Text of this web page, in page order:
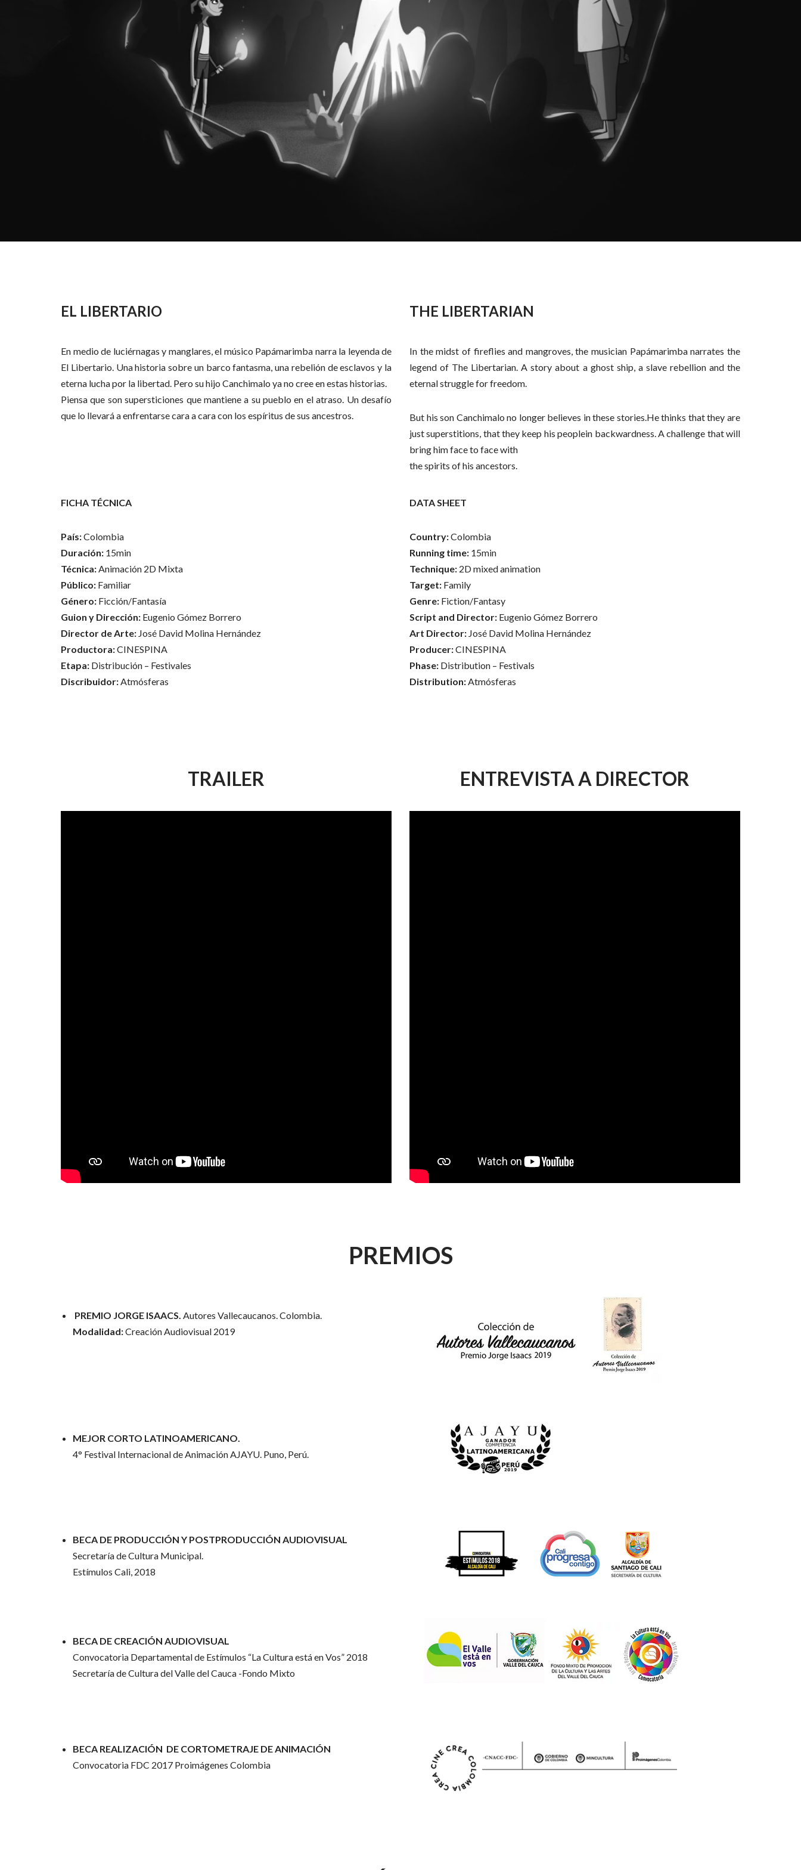
EL LIBERTARIO
En medio de luciérnagas y manglares, el músico Papámarimba narra la leyenda de
El Libertario. Una historia sobre un barco fantasma, una rebelión de esclavos y la
eterna lucha por la libertad. Pero su hijo Canchimalo ya no cree en estas historias.
Piensa que son supersticiones que mantiene a su pueblo en el atraso. Un desafío
que lo llevará a enfrentarse cara a cara con los espíritus de sus ancestros.
THE LIBERTARIAN
In the midst of fireflies and mangroves, the musician Papámarimba narrates the
legend of The Libertarian. A story about a ghost ship, a slave rebellion and the
eternal struggle for freedom.
But his son Canchimalo no longer believes in these stories.He thinks that they are
just superstitions, that they keep his peoplein backwardness. A challenge that will
bring him face to face with
the spirits of his ancestors.
FICHA TÉCNICA
País:Colombia
Duración: 15min
Técnica: Animación 2D Mixta
Público: Familiar
Género: Ficción/Fantasía
Guion y Dirección: Eugenio Gómez Borrero
Director de Arte: José David Molina Hernández
Productora:CINESPINA
Etapa: Distribución – Festivales
Discribuidor: Atmósferas
DATA SHEET
Country:Colombia
Running time: 15min
Technique: 2D mixed animation
Target: Family
Genre: Fiction/Fantasy
Script and Director: Eugenio Gómez Borrero
Art Director: José David Molina Hernández
Producer:CINESPINA
Phase: Distribution – Festivals
Distribution: Atmósferas
TRAILER ENTREVISTA A DIRECTOR
PREMIOS
PREMIO JORGE ISAACS. Autores Vallecaucanos. Colombia.
Modalidad:Creación Audiovisual 2019
MEJOR CORTO LATINOAMERICANO.
4° Festival Internacional de Animación AJAYU. Puno, Perú.
BECA DE PRODUCCIÓN Y POSTPRODUCCIÓN AUDIOVISUAL
Secretaría de Cultura Municipal.
Estímulos Cali, 2018
BECA DE CREACIÓN AUDIOVISUAL
Convocatoria Departamental de Estímulos “La Cultura está en Vos” 2018
Secretaría de Cultura del Valle del Cauca -Fondo Mixto
BECA REALIZACIÓN DE CORTOMETRAJE DE ANIMACIÓN
Convocatoria FDC 2017 Proimágenes Colombia